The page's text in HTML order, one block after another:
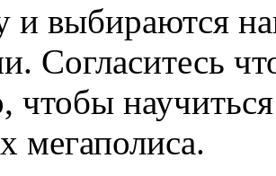
и выбираются
Согласитесь
чтобы
мегаполиса.